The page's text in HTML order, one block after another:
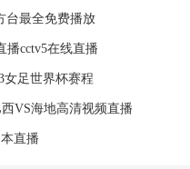
台最全免费播放
播cctv5在线直播
女足世界杯赛程
西VS海地高清视频直播
直播